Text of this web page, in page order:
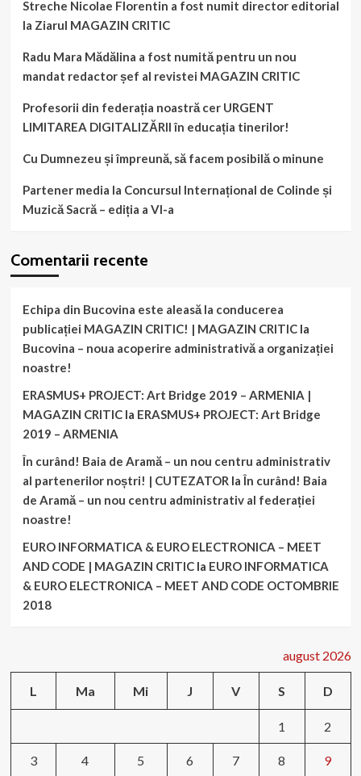
Streche Nicolae Florentin a fost numit director editorial
la Ziarul MAGAZIN CRITIC
Radu Mara Mădălina a fost numită pentru un nou
mandat redactor șef al revistei MAGAZIN CRITIC
Profesorii din federația noastră cer URGENT
LIMITAREA DIGITALIZĂRII în educația tinerilor!
Cu Dumnezeu și împreună, să facem posibilă o minune
Partener media la Concursul Internațional de Colinde și
Muzică Sacră – ediția a VI-a
Comentarii recente
Echipa din Bucovina este aleasă la conducerea
publicației MAGAZIN CRITIC! | MAGAZIN CRITICla
Bucovina – noua acoperire administrativă a organizației
noastre!
ERASMUS+ PROJECT: Art Bridge 2019 – ARMENIA |
MAGAZIN CRITICla ERASMUS+ PROJECT: Art Bridge
2019 – ARMENIA
În curând! Baia de Aramă – un nou centru administrativ
al partenerilor noștri! | CUTEZATOR laÎn curând! Baia
de Aramă – un nou centru administrativ al federației
noastre!
EURO INFORMATICA & EURO ELECTRONICA – MEET
AND CODE | MAGAZIN CRITICla EURO INFORMATICA
& EURO ELECTRONICA – MEET AND CODE OCTOMBRIE
2018
august 2026
L Ma Mi J V S D
1 2
3 4 5 6 7 8 9